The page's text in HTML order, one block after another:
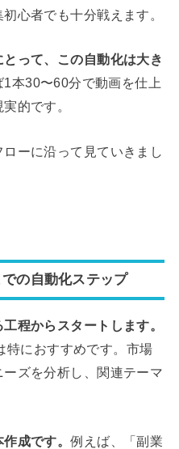
心者でも十分戦えます。
って、この自動化は大き
1本30〜60分で動画を仕上
的です。
ーに沿って見ていきまし
の自動化ステップ
程からスタートします。
特におすすめです。市場
ーズを分析し、関連テーマ
作成です。例えば、「副業